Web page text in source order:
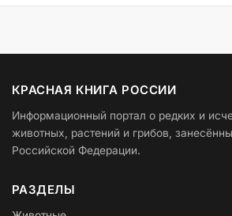
КРАСНАЯ КНИГА РОССИИ
Информационный портал о редких и
животных, растений и грибов,
Российской Федерации.
РАЗДЕЛЫ